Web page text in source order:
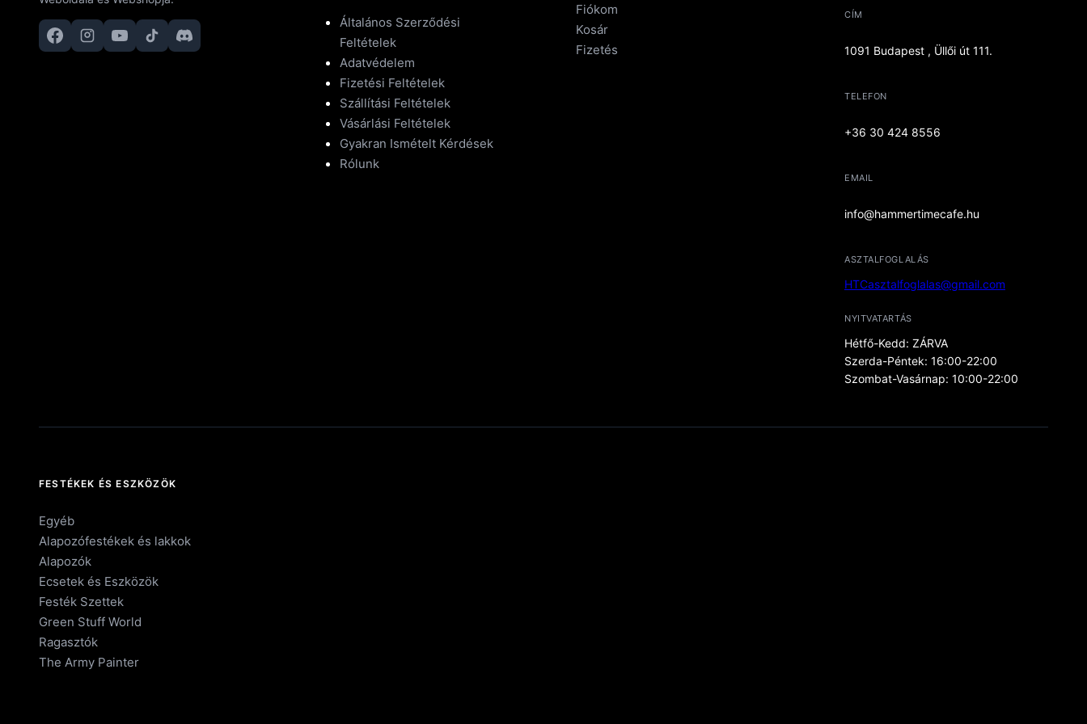
Általános Szerződési
Feltételek
Adatvédelem
Fizetési Feltételek
Szállítási Feltételek
Vásárlási Feltételek
Gyakran Ismételt Kérdések
Rólunk
Fiókom
Kosár
Fizetés
CÍM
1091 Budapest , Üllői út 111.
TELEFON
+36 30 424 8556
EMAIL
info@hammertimecafe.hu
ASZTALFOGLALÁS
HTCasztalfoglalas@gmail.com
NYITVATARTÁS
Hétfő-Kedd: ZÁRVA
Szerda-Péntek: 16:00-22:00
Szombat-Vasárnap: 10:00-22:00
FESTÉKEK ÉS ESZKÖZÖK
Egyéb
Alapozófestékek és lakkok
Alapozók
Ecsetek és Eszközök
Festék Szettek
Green Stuff World
Ragasztók
The Army Painter